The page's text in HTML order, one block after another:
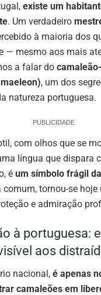
existe um
. Um verdadeiro
à maioria dos
— mesmo aos mais
a falar do
, um dos
natureza portuguesa.
PUBLICIDADE
com olhos que se
língua que dispara
é um símbolo frágil
comum, tornou-se
e admiração
à portuguesa:
aos
nacional, é apenas
camaleões em